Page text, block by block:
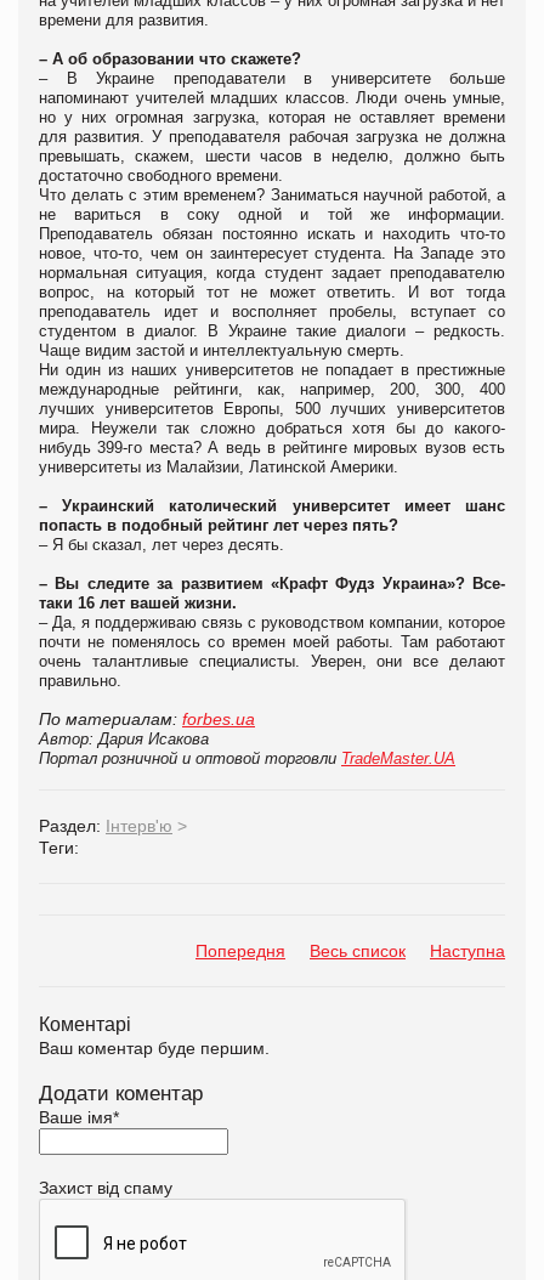
времени для развития.
– А об образовании что скажете?
– В Украине преподаватели в университете больше
напоминают учителей младших классов. Люди очень умные,
но у них огромная загрузка, которая не оставляет времени
для развития. У преподавателя рабочая загрузка не должна
превышать, скажем, шести часов в неделю, должно быть
достаточно свободного времени.
Что делать с этим временем? Заниматься научной работой, а
не вариться в соку одной и той же информации.
Преподаватель обязан постоянно искать и находить что-то
новое, что-то, чем он заинтересует студента. На Западе это
нормальная ситуация, когда студент задает преподавателю
вопрос, на который тот не может ответить. И вот тогда
преподаватель идет и восполняет пробелы, вступает со
студентом в диалог. В Украине такие диалоги – редкость.
Чаще видим застой и интеллектуальную смерть.
Ни один из наших университетов не попадает в престижные
международные рейтинги, как, например, 200, 300, 400
лучших университетов Европы, 500 лучших университетов
мира. Неужели так сложно добраться хотя бы до какого-
нибудь 399-го места? А ведь в рейтинге мировых вузов есть
университеты из Малайзии, Латинской Америки.
– Украинский католический университет имеет шанс
попасть в подобный рейтинг лет через пять?
– Я бы сказал, лет через десять.
– Вы следите за развитием «Крафт Фудз Украина»? Все-
таки 16 лет вашей жизни.
– Да, я поддерживаю связь с руководством компании, которое
почти не поменялось со времен моей работы. Там работают
очень талантливые специалисты. Уверен, они все делают
правильно.
По материалам: forbes.ua
Автор: Дария Исакова
Портал розничной и оптовой торговли TradeMaster.UA
Раздел: Інтерв'ю >
Теги:
Попередня Весь список Наступна
Коментарі
Ваш коментар буде першим.
Додати коментар
Ваше імя*
Захист від спаму